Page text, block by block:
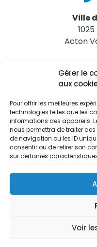
Gérer le
aux
Pour offrir les meilleures
technologies telles que les
informations des appareils.
nous permettra de traiter
de navigation ou les ID
consentir ou de retirer son
sur certaines
Voir
Ville
Acton
Tél.
Abonnez-vous